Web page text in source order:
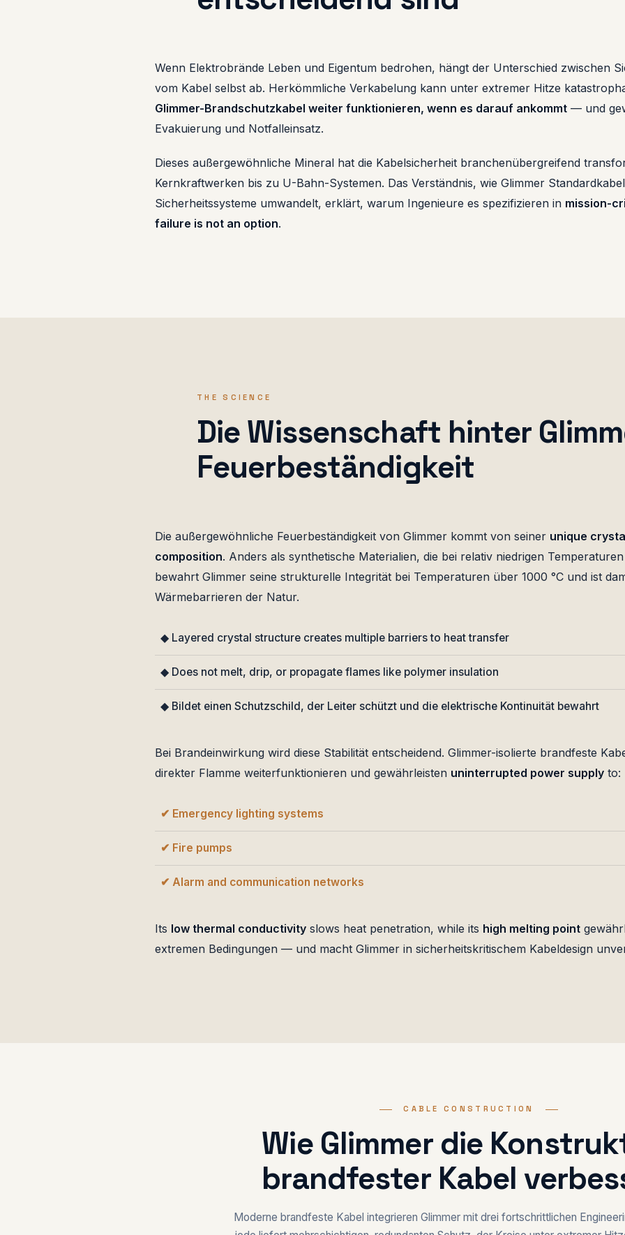
Wenn Elektrobrände Leben und Eigentum bedrohen, hängt der Unterschied zwischen
vom Kabel selbst ab. Herkömmliche Verkabelung kann unter extremer Hitze
Glimmer-Brandschutzkabel weiter funktionieren, wenn es darauf ankommt — und
Evakuierung und Notfalleinsatz.
Dieses außergewöhnliche Mineral hat die Kabelsicherheit branchenübergreifend
Kernkraftwerken bis zu U-Bahn-Systemen. Das Verständnis, wie Glimmer
Sicherheitssysteme umwandelt, erklärt, warum Ingenieure es spezifizieren in mission-
failure is not an option.
THE SCIENCE
Die Wissenschaft hinter
Feuerbeständigkeit
Die außergewöhnliche Feuerbeständigkeit von Glimmer kommt von seiner unique
composition. Anders als synthetische Materialien, die bei relativ niedrigen
bewahrt Glimmer seine strukturelle Integrität bei Temperaturen über 1000 °C und ist
Wärmebarrieren der Natur.
◆ Layered crystal structure creates multiple barriers to heat transfer
◆ Does not melt, drip, or propagate flames like polymer insulation
◆ Bildet einen Schutzschild, der Leiter schützt und die elektrische Kontinuität bewahrt
Bei Brandeinwirkung wird diese Stabilität entscheidend. Glimmer-isolierte brandfeste
direkter Flamme weiterfunktionieren und gewährleisten uninterrupted power supply to:
✔ Emergency lighting systems
✔ Fire pumps
✔ Alarm and communication networks
Its low thermal conductivity slows heat penetration, while its high melting point
extremen Bedingungen — und macht Glimmer in sicherheitskritischem Kabeldesign
CABLE CONSTRUCTION
Wie Glimmer die
brandfester Kabel
Moderne brandfeste Kabel integrieren Glimmer mit drei fortschrittlichen